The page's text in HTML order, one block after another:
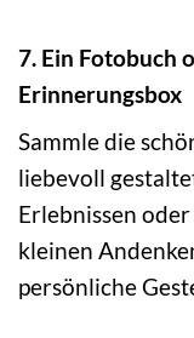
7. Ein Fotobuch
Erinnerungsbox
Sammle die
liebevoll
Erlebnissen
kleinen
persönliche